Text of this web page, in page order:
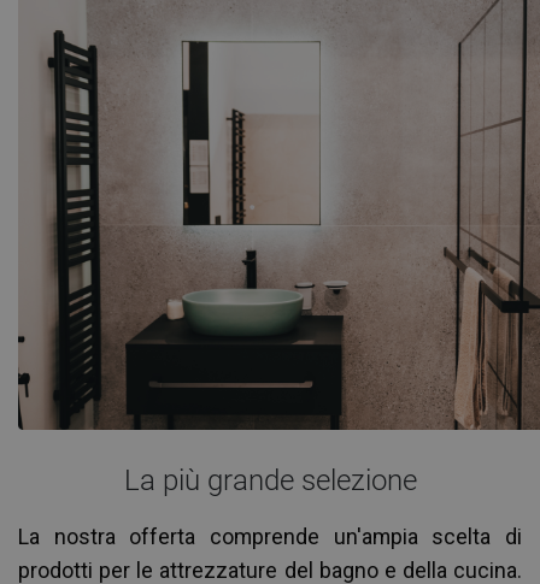
gamma ben nota ai clienti polacchi, apprezzati per il loro prezzo
ineguagliabile. -rapporto qualità, moderno, durevole e funzionale.
In qualità di produttori di attrezzature per il bagno, aiutiamo i
nostri clienti a creare bagni che realizzino i loro sogni.
La più grande selezione
La nostra offerta comprende un'ampia scelta di
prodotti per le attrezzature del bagno e della cucina.